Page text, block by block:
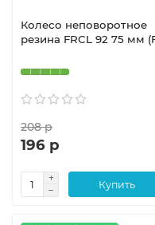
Колесо неповоротное
резина FRCL 92 75 мм
208 р
196 р
Купить